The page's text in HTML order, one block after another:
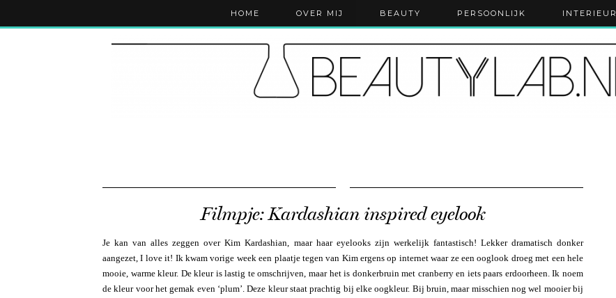
HOME OVER MIJ BEAUTY PERSOONLIJK INTERIEUR
Filmpje: Kardashian inspired eyelook
Je kan van alles zeggen over Kim Kardashian, maar haar eyelooks zijn werkelijk fantastisch! Lekker dramatisch donker
aangezet, I love it! Ik kwam vorige week een plaatje tegen van Kim ergens op internet waar ze een ooglook droeg met een hele
mooie, warme kleur. De kleur is lastig te omschrijven, maar het is donkerbruin met cranberry en iets paars erdoorheen. Ik noem
de kleur voor het gemak even ‘plum’. Deze kleur staat prachtig bij elke oogkleur. Bij bruin, maar misschien nog wel mooier bij